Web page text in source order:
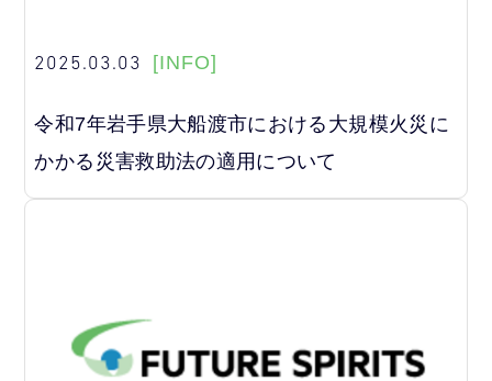
2025.03.03 [INFO]
令和7年岩手県大船渡市における大規模火災に
かかる災害救助法の適用について